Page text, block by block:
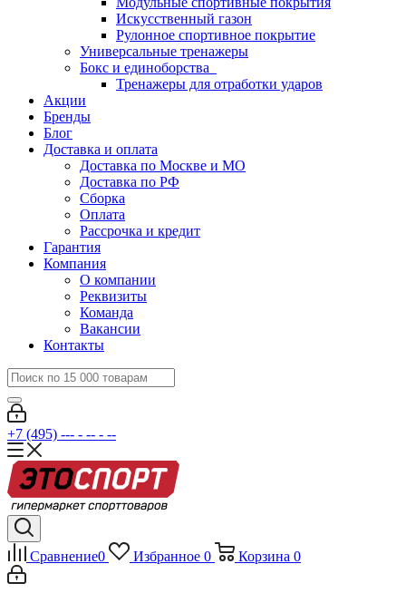
Искусственный газон
Рулонное спортивное покрытие
Универсальные тренажеры
Бокс и единоборства
Тренажеры для отработки ударов
Акции
Бренды
Блог
Доставка и оплата
Доставка по Москве и МО
Доставка по РФ
Сборка
Оплата
Рассрочка и кредит
Гарантия
Компания
О компании
Реквизиты
Команда
Вакансии
Контакты
+7 (495) --- - -- - --
Сравнение0 Избранное 0 Корзина 0